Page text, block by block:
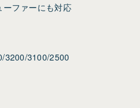
ファーにも対応
3200/3100/2500